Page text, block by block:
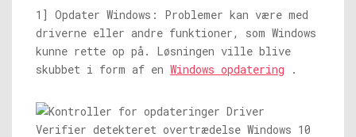
1] Opdater Windows: Problemer kan være med
driverne eller andre funktioner, som Windows
kunne rette op på. Løsningen ville blive
skubbet i form af en Windows opdatering .